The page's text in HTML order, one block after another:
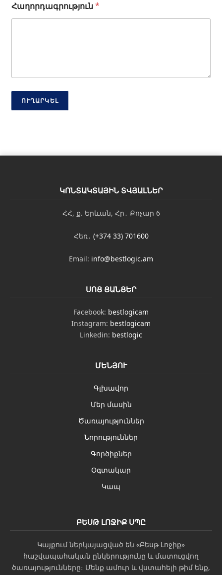
ս
տ
Հաղորդագրություն*
ՈՒՂԱՐԿԵԼ
ԿՈՆՏԱԿՏԱՅԻՆ ՏՎՅԱԼՆԵՐ
ՀՀ, ք. Երևան, Հր․ Քոչար 6
Հեռ․ (+374 33) 701600
Email: info@bestlogic.am
ՍՈՑ ՑԱՆՑԵՐ
Facebook: bestlogicam
Instagram: bestlogicam
Linkedin: bestlogic
ՄԵՆՅՈՒ
Գլխավոր
Մեր մասին
Ծառայություններ
Նորություններ
Գործիքներ
Օգտակար
Կապ
ԲԵՍԹ ԼՈՋԻՔ ՍՊԸ
Կայքում ներկայացված են «Բեսթ Լոջիք»
հաշվապահական ընկերությունը և մատուցվող
ծառայությունները։ Մենք ամուր և վստահելի թիմ ենք,